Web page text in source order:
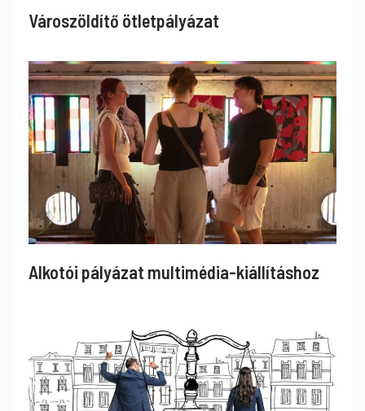
Városzöldítő ötletpályázat
Alkotói pályázat multimédia-kiállításhoz